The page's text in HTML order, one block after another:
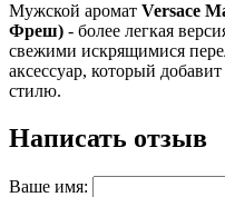
Мужской аромат Versace
Фреш) - более легкая
свежими искрящимися
аксессуар, который
стилю.
Написать отзыв
Ваше имя: